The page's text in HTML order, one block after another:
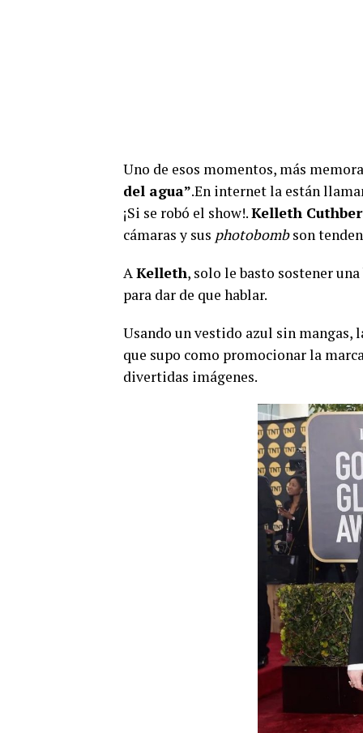
Uno de esos momentos, más
del agua”.En internet la están
¡Si se robó el show!.Kelleth
cámaras y sus photobombson
AKelleth, solo le basto sostener
para dar de que hablar.
Usando un vestido azul sin mangas,
que supo como promocionar la
divertidas imágenes.